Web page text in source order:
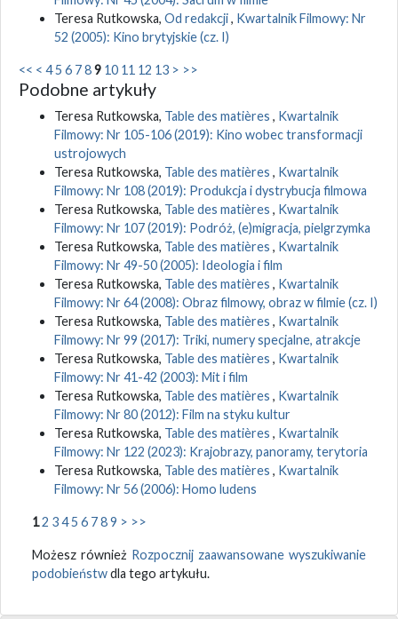
Teresa Rutkowska, Od redakcji, Kwartalnik Filmowy: Nr
52 (2005): Kino brytyjskie (cz. I)
<< < 45 6 789 10 11 12 13 > >>
Podobne artykuły
Teresa Rutkowska, Table des matières , Kwartalnik
Filmowy: Nr 105-106 (2019): Kino wobec transformacji
ustrojowych
Teresa Rutkowska, Table des matières , Kwartalnik
Filmowy: Nr 108 (2019): Produkcja i dystrybucja filmowa
Teresa Rutkowska, Table des matières , Kwartalnik
Filmowy: Nr 107 (2019): Podróż, (e)migracja, pielgrzymka
Teresa Rutkowska, Table des matières , Kwartalnik
Filmowy: Nr 49-50 (2005): Ideologia i film
Teresa Rutkowska, Table des matières , Kwartalnik
Filmowy: Nr 64 (2008): Obraz filmowy, obraz w filmie (cz. I)
Teresa Rutkowska, Table des matières , Kwartalnik
Filmowy: Nr 99 (2017): Triki, numery specjalne, atrakcje
Teresa Rutkowska, Table des matières , Kwartalnik
Filmowy: Nr 41-42 (2003): Mit i film
Teresa Rutkowska, Table des matières , Kwartalnik
Filmowy: Nr 80 (2012): Film na styku kultur
Teresa Rutkowska, Table des matières , Kwartalnik
Filmowy: Nr 122 (2023): Krajobrazy, panoramy, terytoria
Teresa Rutkowska, Table des matières , Kwartalnik
Filmowy: Nr 56 (2006): Homo ludens
12 345 6 789 > >>
Możesz również Rozpocznij zaawansowane wyszukiwanie
podobieństwdla tego artykułu.